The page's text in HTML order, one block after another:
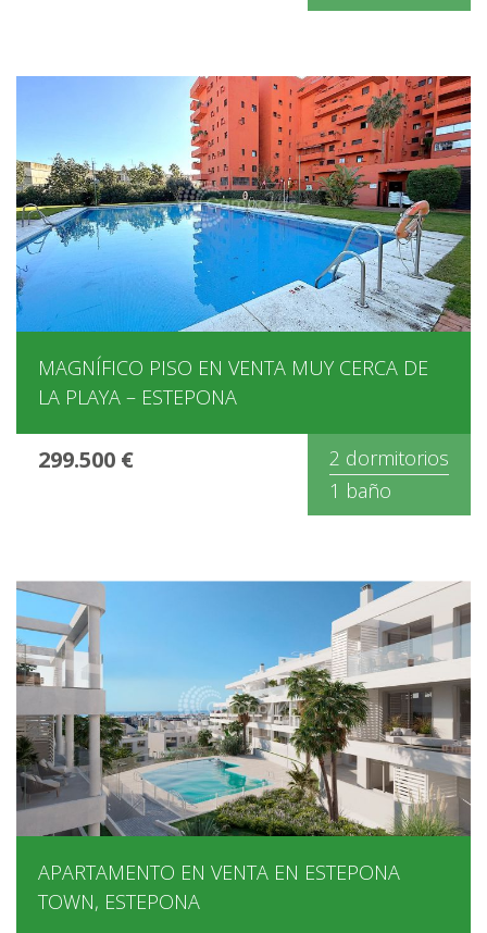
MAGNÍFICO PISO EN VENTA MUY CERCA DE
LA PLAYA – ESTEPONA
299.500 €
2 dormitorios
1 baño
APARTAMENTO EN VENTA EN ESTEPONA
TOWN, ESTEPONA